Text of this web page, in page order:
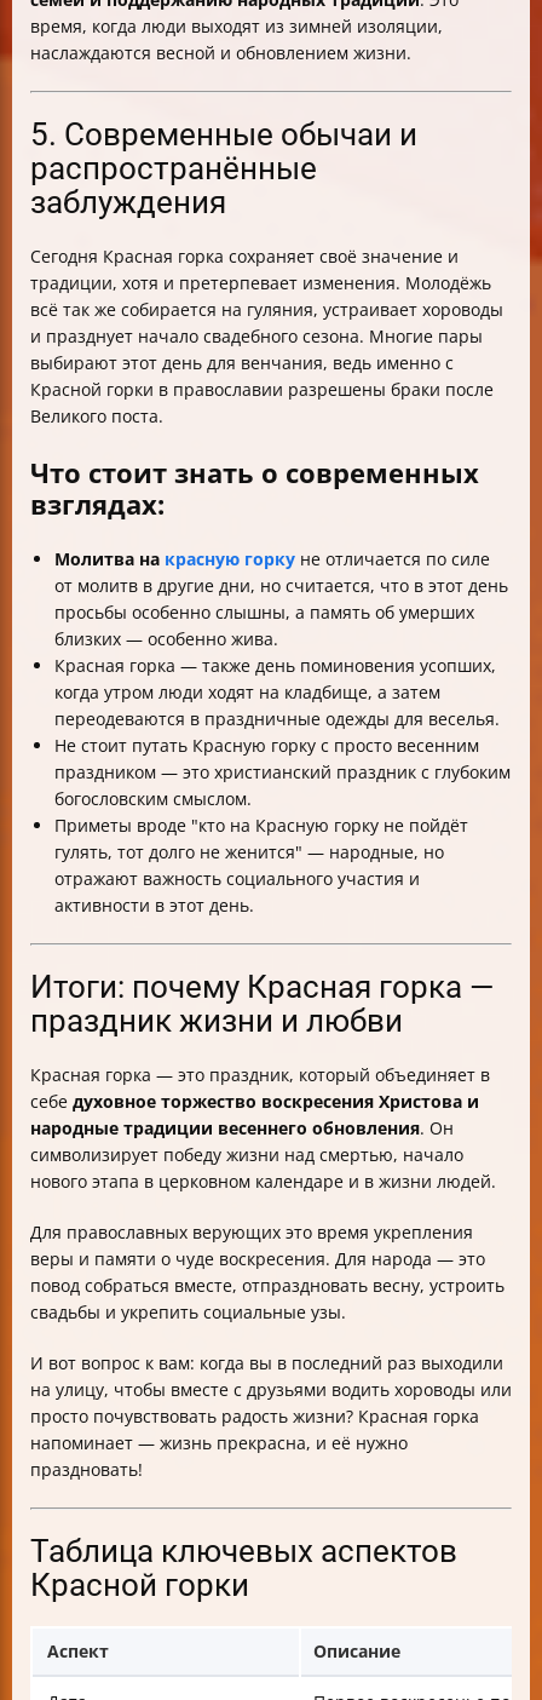
время, когда люди выходят из зимней изоляции,
наслаждаются весной и обновлением жизни.
5. Современные обычаи и
распространённые
заблуждения
Сегодня Красная горка сохраняет своё значение и
традиции, хотя и претерпевает изменения. Молодёжь
всё так же собирается на гуляния, устраивает хороводы
и празднует начало свадебного сезона. Многие пары
выбирают этот день для венчания, ведь именно с
Красной горки в православии разрешены браки после
Великого поста.
Что стоит знать о современных
взглядах:
Молитва на красную горку не отличается по силе
от молитв в другие дни, но считается, что в этот день
просьбы особенно слышны, а память об умерших
близких — особенно жива.
Красная горка — также день поминовения усопших,
когда утром люди ходят на кладбище, а затем
переодеваются в праздничные одежды для веселья.
Не стоит путать Красную горку с просто весенним
праздником — это христианский праздник с глубоким
богословским смыслом.
Приметы вроде "кто на Красную горку не пойдёт
гулять, тот долго не женится" — народные, но
отражают важность социального участия и
активности в этот день.
Итоги: почему Красная горка —
праздник жизни и любви
Красная горка — это праздник, который объединяет в
себе духовное торжество воскресения Христова и
народные традиции весеннего обновления. Он
символизирует победу жизни над смертью, начало
нового этапа в церковном календаре и в жизни людей.
Для православных верующих это время укрепления
веры и памяти о чуде воскресения. Для народа — это
повод собраться вместе, отпраздновать весну, устроить
свадьбы и укрепить социальные узы.
И вот вопрос к вам: когда вы в последний раз выходили
на улицу, чтобы вместе с друзьями водить хороводы или
просто почувствовать радость жизни? Красная горка
напоминает — жизнь прекрасна, и её нужно
праздновать!
Таблица ключевых аспектов
Красной горки
Аспект Описание